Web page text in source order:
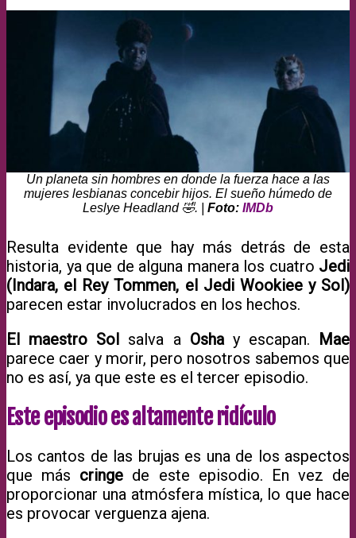
Un planeta sin hombres en donde la fuerza hace a las
mujeres lesbianas concebir hijos. El sueño húmedo de
Leslye Headland 🤣. | Foto: IMDb
Resulta evidente que hay más detrás de esta
historia, ya que de alguna manera los cuatro Jedi
(Indara, el Rey Tommen, el Jedi Wookiee y Sol)
parecen estar involucrados en los hechos.
El maestro Sol salva a Oshay escapan.
Mae
parece caer y morir, pero nosotros sabemos que
no es así, ya que este es el tercer episodio.
Este episodio es altamente ridículo
Los cantos de las brujas es una de los aspectos
que más cringe de este episodio. En vez de
proporcionar una atmósfera mística, lo que hace
es provocar verguenza ajena.